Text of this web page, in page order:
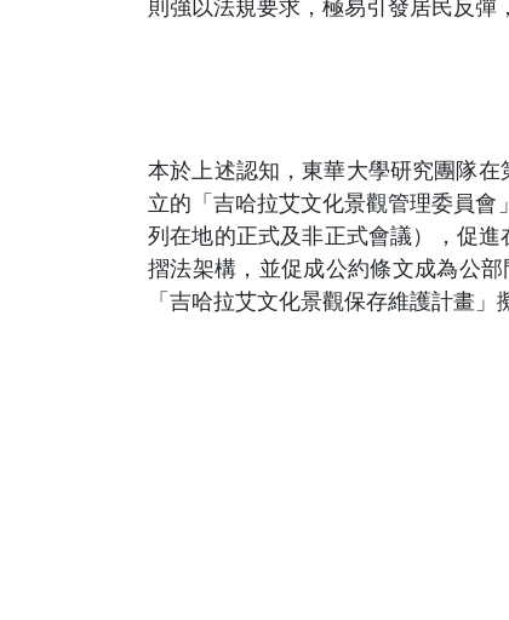
則強以法規要求，極易引發居民反彈
本於上述認知，東華大學研究團隊
立的「吉哈拉艾文化景觀管理委員
列在地的正式及非正式會議），促
摺法架構，並促成公約條文成為公
「吉哈拉艾文化景觀保存維護計畫」